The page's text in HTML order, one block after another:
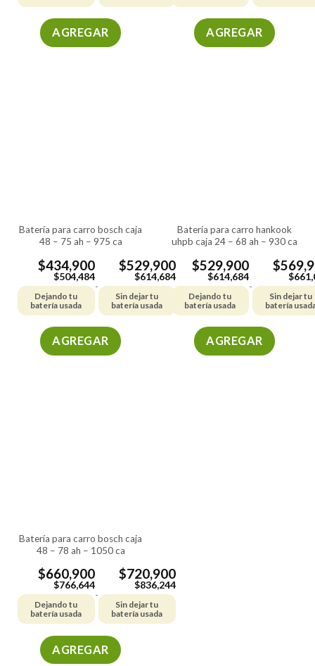
AGREGAR
página
de
producto
AGREGAR
página
de
producto
batería para carro bosch caja
48 – 75 ah – 975 ca
$434,900
$504,484
Dejando tu
batería usada
-
$529,900
$614,684
Sin dejar tu
batería usada
AGREGAR
página
de
producto
batería para carro hankook
uhpb caja 24 – 68 ah – 930 ca
$529,900
$614,684
Dejando tu
batería usada
-
$
$
Sin dejar tu
batería
AGREGAR
batería para carro bosch caja
48 – 78 ah – 1050 ca
$660,900
$766,644
Dejando tu
batería usada
-
$720,900
$836,244
Sin dejar tu
batería usada
AGREGAR